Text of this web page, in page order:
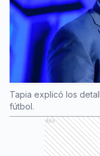
Tapia explicó los
fútbol.
Ads